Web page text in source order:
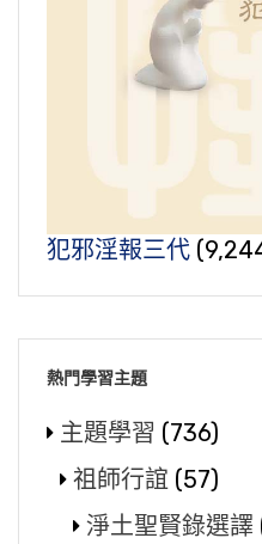
犯邪淫報三代
熱門學習主題
主題學習 (736)
祖師行誼 (57)
淨土聖賢錄選譯